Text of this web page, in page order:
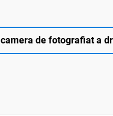
camera de fotografiat a